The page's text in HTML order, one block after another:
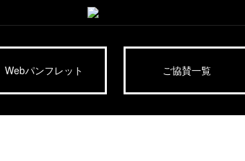
Webパンフレット ご協賛一覧